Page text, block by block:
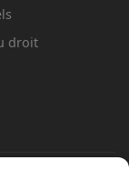
droit